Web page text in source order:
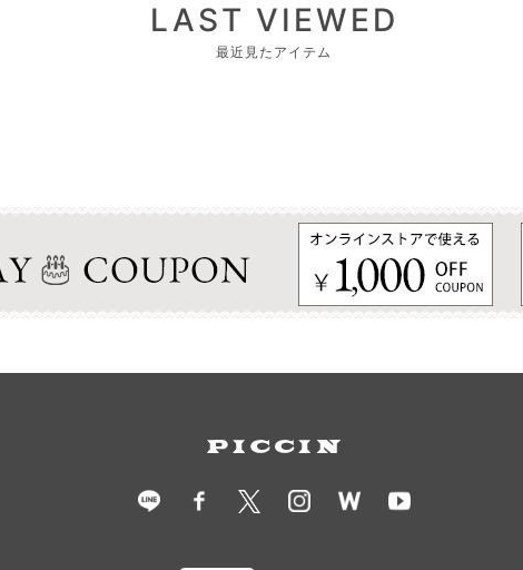
LAST VIEWED
最近見たアイテム